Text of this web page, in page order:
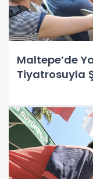
Maltepe’de
Tiyatrosuyla